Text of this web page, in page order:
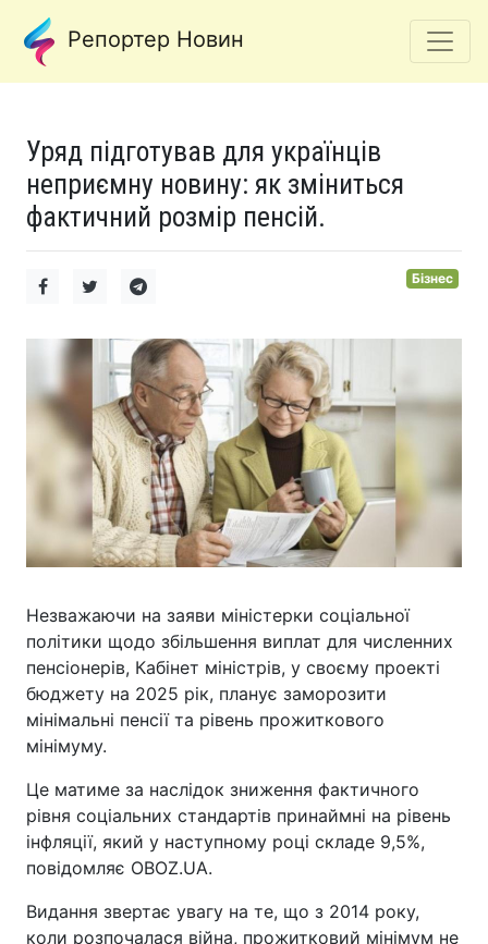
Репортер Новин
Уряд підготував для українців
неприємну новину: як зміниться
фактичний розмір пенсій.
Бізнес
Незважаючи на заяви міністерки соціальної
політики щодо збільшення виплат для численних
пенсіонерів, Кабінет міністрів, у своєму проекті
бюджету на 2025 рік, планує заморозити
мінімальні пенсії та рівень прожиткового
мінімуму.
Це матиме за наслідок зниження фактичного
рівня соціальних стандартів принаймні на рівень
інфляції, який у наступному році складе 9,5%,
повідомляє OBOZ.UA.
Видання звертає увагу на те, що з 2014 року,
коли розпочалася війна, прожитковий мінімум не